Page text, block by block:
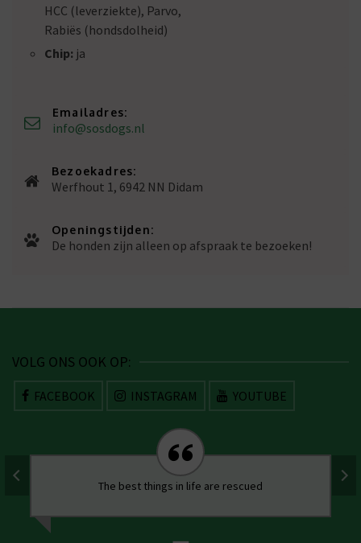
HCC (leverziekte), Parvo,
Rabiës (hondsdolheid)
Chip: ja
Emailadres:
info@sosdogs.nl
Bezoekadres:
Werfhout 1, 6942 NN Didam
Openingstijden:
De honden zijn alleen op afspraak te bezoeken!
VOLG ONS OOK OP:
FACEBOOK INSTAGRAM YOUTUBE
The best things in life are rescued